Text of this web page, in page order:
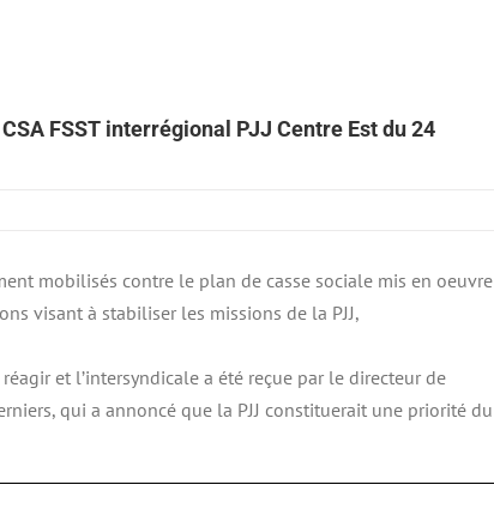
FSST interrégional PJJ Centre Est du 24
mobilisés contre le plan de casse sociale mis en oeuvre
visant à stabiliser les missions de la PJJ,
et l’intersyndicale a été reçue par le directeur de
qui a annoncé que la PJJ constituerait une priorité du